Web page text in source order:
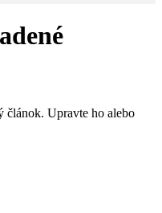
článok. Upravte ho alebo